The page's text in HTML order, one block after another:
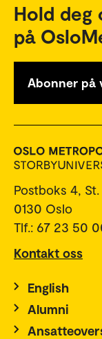
Hold deg
på
Abonner på
Postboks 4,
0130 Oslo
Tlf.: 67 23 50
Kontakt oss
English
Alumni